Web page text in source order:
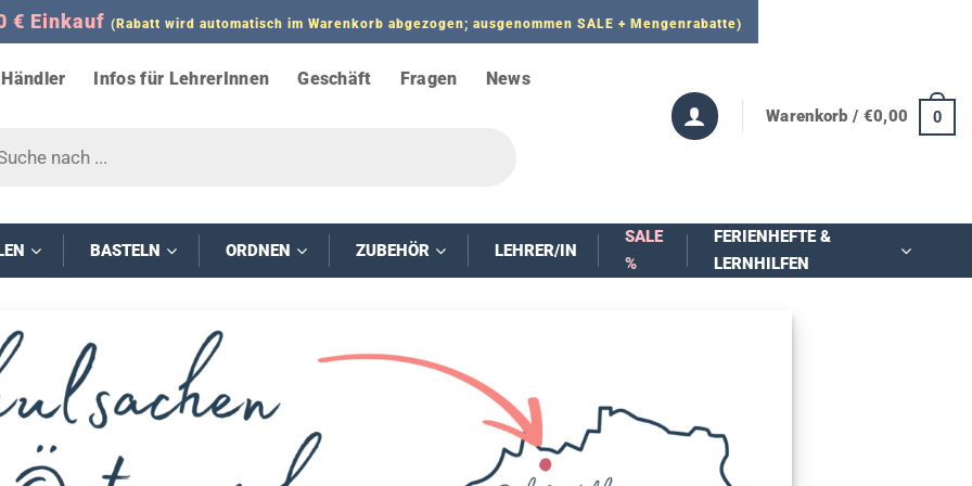
€ Einkauf (Rabatt wird automatisch im Warenkorb abgezogen; ausgenommen SALE + Mengenrabatte)
Händler Infos für LehrerInnen Geschäft Fragen News
Warenkorb / €0,00 0
BASTELN ORDNEN ZUBEHÖR LEHRER/IN
SALE
%
FERIENHEFTE &
LERNHILFEN